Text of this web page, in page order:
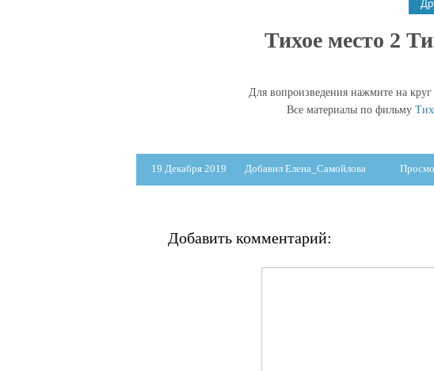
Тихое место 2
Для вопроизведения нажмите на
Все материалы по фильму
19 Декабря 2019 Добавил Елена_Самойлова
Добавить комментарий: